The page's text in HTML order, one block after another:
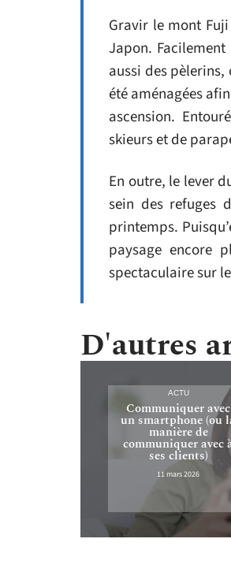
Gravir le mont
Japon.
aussi des
été aménagées
ascension.
skieurs et de
En outre, le lever
sein des refuges
printemps.
paysage encore
spectaculaire sur
D'autres
ACTU
Communiquer avec
un smartphone (ou
manière de
communiquer avec
ses clients)
11 mars 2026